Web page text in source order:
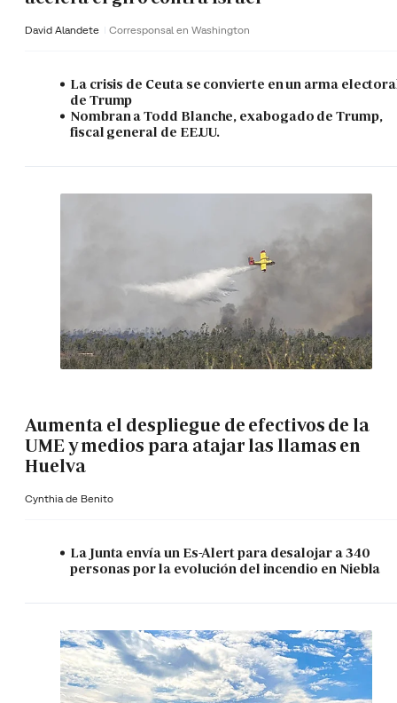
David Alandete Corresponsal en Washington
La crisis de Ceuta se convierte en un arma
de Trump
Nombran a Todd Blanche, exabogado de Trump,
fiscal general de EE.UU.
Aumenta el despliegue de efectivos de la
UME y medios para atajar las llamas en
Huelva
Cynthia de Benito
La Junta envía un Es-Alert para desalojar a 340
personas por la evolución del incendio en Niebla